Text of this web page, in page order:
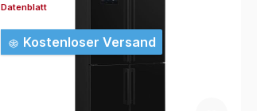
Datenblatt
Kostenloser Versand